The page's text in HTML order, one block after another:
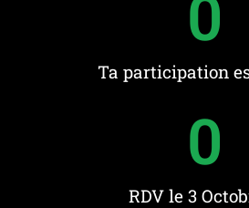
Ta participation
0
RDV le 3
0